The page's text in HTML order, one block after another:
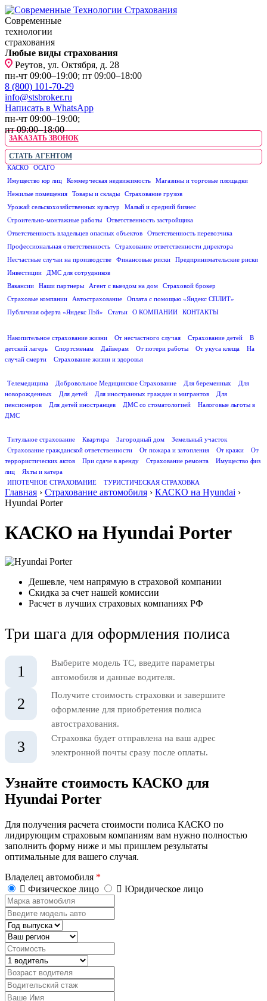
Современные
технологии
страхования
Любые виды страхования
Реутов, ул. Октября, д. 28
пн-чт 09:00–19:00; пт 09:00–18:00
8 (800) 101-70-29
info@stsbroker.ru
Написать в WhatsApp
пн-чт 09:00–19:00;
пт 09:00–18:00
ЗАКАЗАТЬ ЗВОНОК
СТАТЬ АГЕНТОМ
КАСКО ОСАГО
Имущество юр лиц
Коммерческая недвижимость
Магазины и торговые площадки
Нежилые помещения
Товары и склады
Страхование грузов
Урожай сельскохозяйственных культур
Малый и средний бизнес
Строительно-монтажные работы
Ответственность застройщика
Ответственность владельцев опасных объектов
Ответственность перевозчика
Профессиональная ответственность
Страхование ответственности директора
Несчастные случаи на производстве
Финансовые риски
Предпринимательские риски
Инвестиции
ДМС для сотрудников
Вакансии
Наши партнеры Агент с выездом на дом
Страховой брокер
Страховые компании
Автострахование
Оплата с помощью «Яндекс СПЛИТ»
Публичная оферта «Яндекс Пэй»
Статьи О КОМПАНИИ
КОНТАКТЫ
Накопительное страхование жизни
От несчастного случая Страхование детей
В
детский лагерь
Спортсменам Дайверам От потери работы От укуса клеща
На
случай смерти
Страхование жизни и здоровья
Телемедицина
Добровольное Медицинское Страхование Для беременных
Для
новорожденных
Для детей Для иностранных граждан и мигрантов
Для
пенсионеров
Для детей иностранцев ДМС со стоматологией
Налоговые льготы в
ДМС
Титульное страхование
Квартира Загородный дом
Земельный участок
Страхование гражданской ответственности
От пожара и затопления От кражи
От
террористических актов
При сдаче в аренду Страхование ремонта
Имущество физ
лиц
Яхты и катера
ИПОТЕЧНОЕ СТРАХОВАНИЕ
ТУРИСТИЧЕСКАЯ СТРАХОВКА
Главная › Страхование автомобиля › КАСКО на Hyundai ›
Hyundai Porter
КАСКО на Hyundai Porter
Дешевле, чем напрямую в страховой компании
Скидка за счет нашей комиссии
Расчет в лучших страховых компаниях РФ
Три шага для оформления полиса
1
Выберите модель ТС, введите параметры
автомобиля и данные водителя.
2
Получите стоимость страховки и завершите
оформление для приобретения полиса
автострахования.
3
Страховка будет отправлена на ваш адрес
электронной почты сразу после оплаты.
Узнайте стоимость КАСКО для
Hyundai Porter
Для получения расчета стоимости полиса КАСКО по
лидирующим страховым компаниям вам нужно полностью
заполнить форму ниже и мы пришлем результаты
оптимальные для вашего случая.
Владелец автомобиля *
Физическое лицо
Юридическое лицо
Марка
автомобиля
Введите
модель
авто
Год
выпуска
Регион
Стоимость,
руб.
Водитель
Возраст
водителя
Водительский
стаж
Ваше